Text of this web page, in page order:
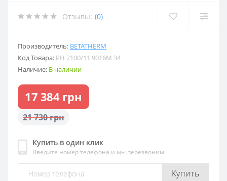
Отзывы: (0)
Производитель: BETATHERM
Код Товара: PH 2100/11 9016M 34
Наличие: В наличии
17 384 грн
21 730 грн
Купить в один клик
Введите номер телефона и мы перезвоним
Купить